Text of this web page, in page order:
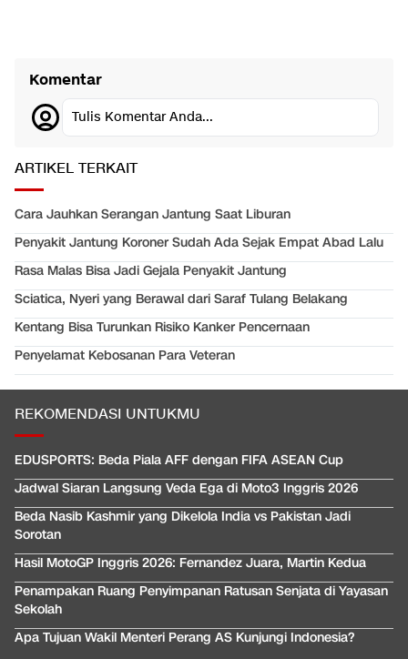
Komentar
Tulis Komentar Anda...
ARTIKEL TERKAIT
Cara Jauhkan Serangan Jantung Saat Liburan
Penyakit Jantung Koroner Sudah Ada Sejak Empat Abad Lalu
Rasa Malas Bisa Jadi Gejala Penyakit Jantung
Sciatica, Nyeri yang Berawal dari Saraf Tulang Belakang
Kentang Bisa Turunkan Risiko Kanker Pencernaan
Penyelamat Kebosanan Para Veteran
REKOMENDASI UNTUKMU
EDUSPORTS: Beda Piala AFF dengan FIFA ASEAN Cup
Jadwal Siaran Langsung Veda Ega di Moto3 Inggris 2026
Beda Nasib Kashmir yang Dikelola India vs Pakistan Jadi
Sorotan
Hasil MotoGP Inggris 2026: Fernandez Juara, Martin Kedua
Penampakan Ruang Penyimpanan Ratusan Senjata di Yayasan
Sekolah
Apa Tujuan Wakil Menteri Perang AS Kunjungi Indonesia?